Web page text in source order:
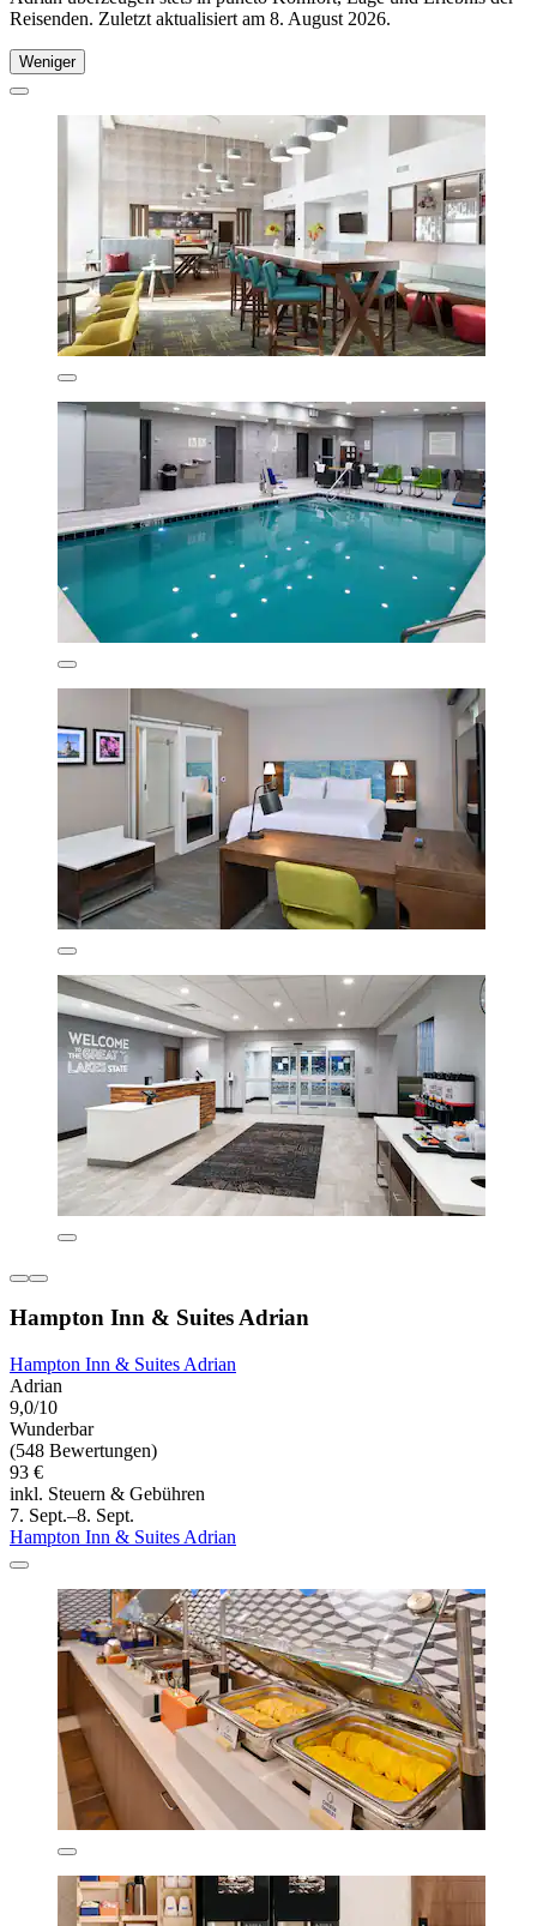
Reisenden. Zuletzt aktualisiert am 8. August 2026.
Weniger
Hampton Inn & Suites Adrian
Hampton Inn & Suites Adrian
Adrian
9,0/10
Wunderbar
(548 Bewertungen)
93 €
inkl. Steuern & Gebühren
7. Sept.–8. Sept.
Hampton Inn & Suites Adrian